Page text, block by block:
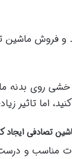
و فروش
خشی روی بدنه
اما
تصادفی ایجاد
مناسب و